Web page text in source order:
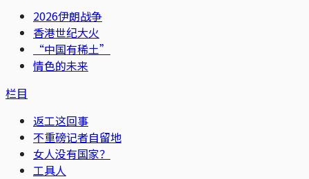
2026伊朗战争
香港世纪大火
“中国有稀土”
情色的未来
栏目
返工这回事
不重磅记者自留地
女人没有国家？
工具人